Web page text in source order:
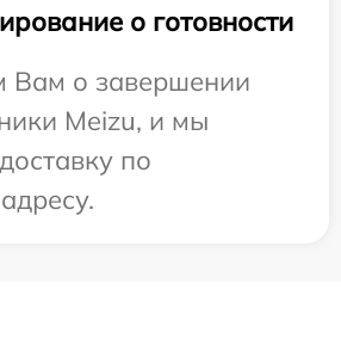
о готовности
о завершении
Meizu, и мы
по